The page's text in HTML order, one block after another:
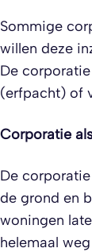
Sommige
willen deze
De
(erfpacht) of
Corporatie
De
de grond en
woningen
helemaal